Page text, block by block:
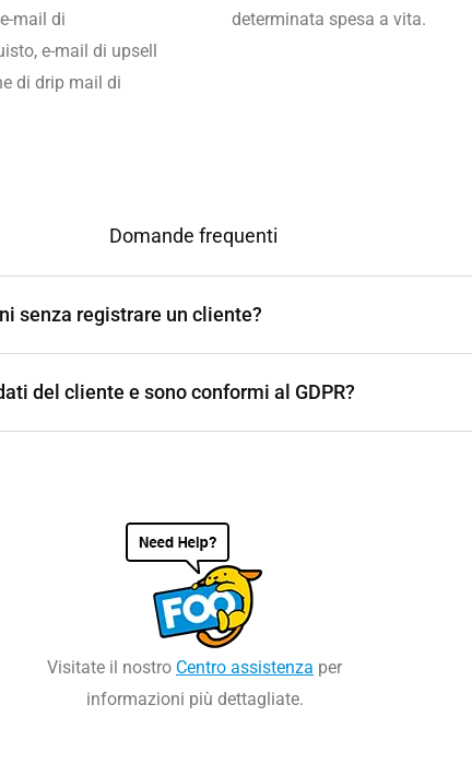
mail di
e-mail di upsell
di drip mail di
determinata spesa a vita.
Domande frequenti
senza registrare un cliente?
del cliente e sono conformi al GDPR?
Visitate il nostro Centro assistenza per
informazioni più dettagliate.